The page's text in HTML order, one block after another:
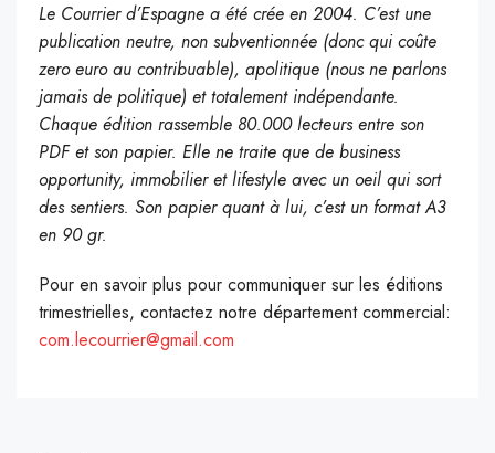
Le Courrier d’Espagne a été crée en 2004. C’est une
publication neutre, non subventionnée (donc qui coûte
zero euro au contribuable), apolitique (nous ne parlons
jamais de politique) et totalement indépendante.
Chaque édition rassemble 80.000 lecteurs entre son
PDF et son papier. Elle ne traite que de business
opportunity, immobilier et lifestyle avec un oeil qui sort
des sentiers. Son papier quant à lui, c’est un format A3
en 90 gr.
Pour en savoir plus pour communiquer sur les éditions
trimestrielles, contactez notre département commercial:
com.lecourrier@gmail.com